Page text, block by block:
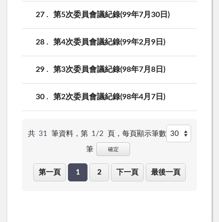
27 第5次委員會議紀錄(99年7月30日)
28 第4次委員會議紀錄(99年2月9日)
29 第3次委員會議紀錄(98年7月8日)
30 第2次委員會議紀錄(98年4月7日)
共 31 筆資料，第 1/2 頁， 每頁顯示筆數
筆 確定
第一頁 1 2 下一頁 最後一頁